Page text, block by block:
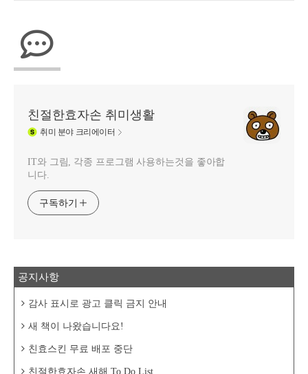
친절한효자손 취미생활
취미 분야 크리에이터
IT와 그림, 각종 프로그램 사용하는것을 좋아합
니다.
구독하기
공지사항
감사 표시로 광고 클릭 금지 안내
새 책이 나왔습니다요!
친효스킨 무료 배포 중단
친절한효자손 새해 To Do List